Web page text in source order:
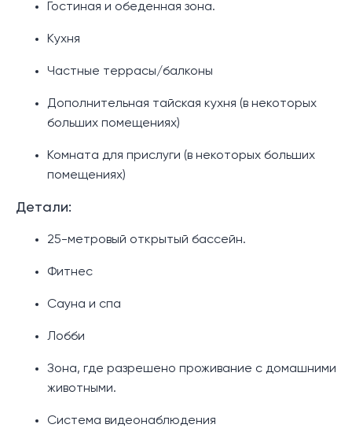
Гостиная и обеденная зона.
Кухня
Частные террасы/балконы
Дополнительная тайская кухня (в некоторых
больших помещениях)
Комната для прислуги (в некоторых больших
помещениях)
Детали:
25-метровый открытый бассейн.
Фитнес
Сауна и спа
Лобби
Зона, где разрешено проживание с домашними
животными.
Система видеонаблюдения